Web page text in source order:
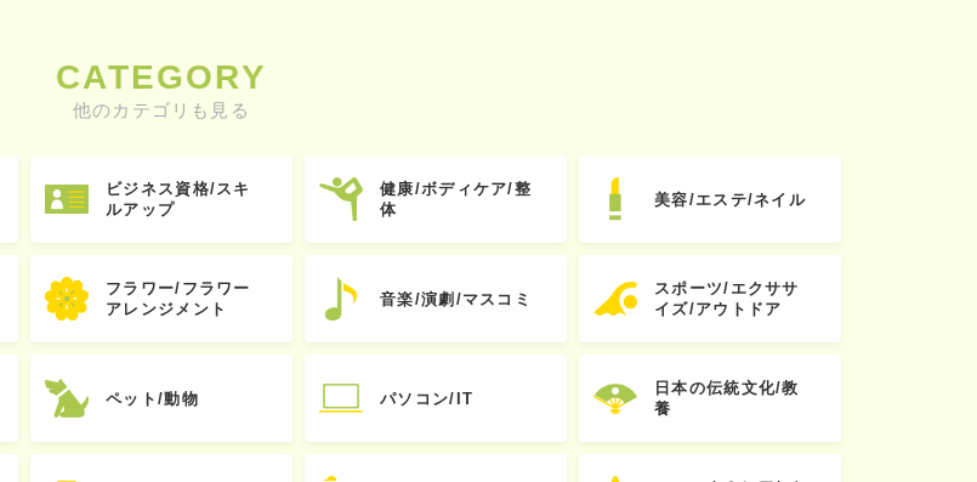
CATEGORY
他のカテゴリも見る
ビジネス資格/スキ
ルアップ
健康/ボディケア/整
体
美容/エステ/ネイル
フラワー/フラワー
アレンジメント
音楽/演劇/マスコミ
スポーツ/エクササ
イズ/アウトドア
ペット/動物 パソコン/IT
日本の伝統文化/教
養